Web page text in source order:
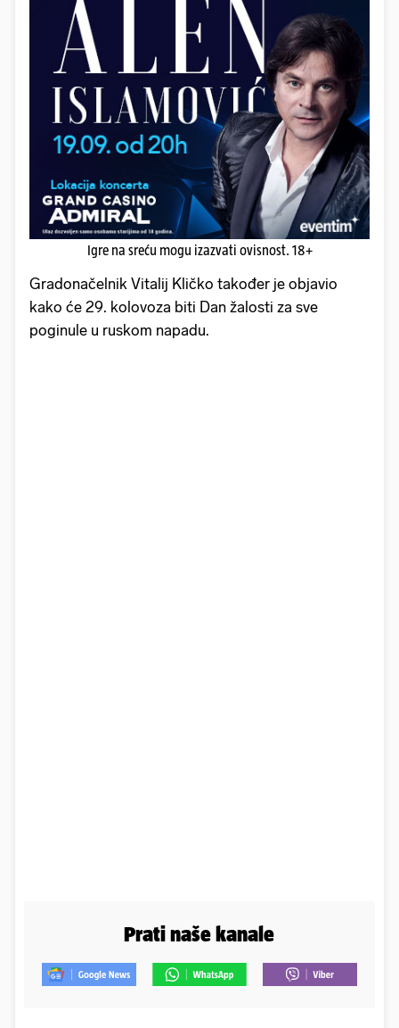
Igre na sreću mogu izazvati ovisnost. 18+
Gradonačelnik Vitalij Kličko također je objavio
kako će 29. kolovoza biti Dan žalosti za sve
poginule u ruskom napadu.
Prati naše kanale